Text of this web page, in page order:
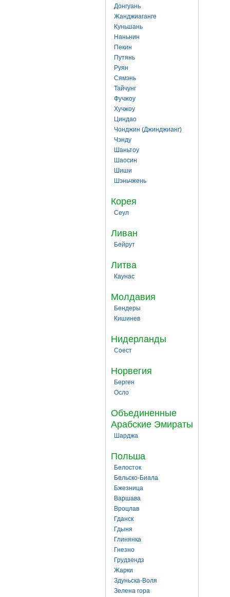
Донгуань
Жанджиаганге
Куньшань
Наньнин
Пекин
Путянь
Руян
Сямэнь
Тайчунг
Фучжоу
Хучжоу
Циндао
Чонджин (Джинджианг)
Чэнду
Шаньтоу
Шаосин
Шиши
Шэньчжень
Корея
Сеул
Ливан
Бейрут
Литва
Каунас
Молдавия
Бендеры
Кишинев
Нидерланды
Соест
Норвегия
Берген
Осло
Объединенные
Арабские Эмираты
Шарджа
Польша
Белосток
Бельско-Биала
Бжезница
Варшава
Вроцлав
Гданск
Гдыня
Глинянка
Гнезно
Грудзендз
Жарки
Здуньска-Воля
Зелена гора